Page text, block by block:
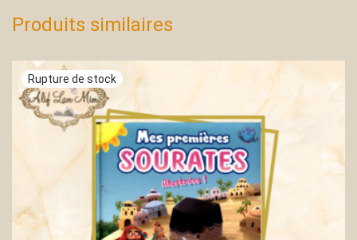
Produits similaires